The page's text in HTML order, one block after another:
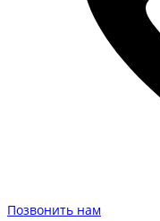
Позвонить нам